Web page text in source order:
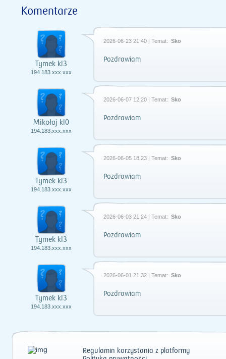
Komentarze
Tymek kl3
194.183.xxx.xxx
2026-06-23 21:40 | Temat: Sko
Pozdrawiam
Mikołaj kl0
194.183.xxx.xxx
2026-06-07 12:20 | Temat: Sko
Pozdrawiam
Tymek kl3
194.183.xxx.xxx
2026-06-05 18:23 | Temat: Sko
Pozdrawiam
Tymek kl3
194.183.xxx.xxx
2026-06-03 21:24 | Temat: Sko
Pozdrawiam
Tymek kl3
194.183.xxx.xxx
2026-06-01 21:32 | Temat: Sko
Pozdrawiam
Regulamin korzystania z platformy